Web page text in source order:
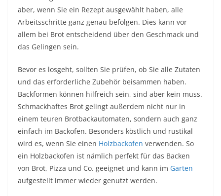
aber, wenn Sie ein Rezept ausgewählt haben, alle
Arbeitsschritte ganz genau befolgen. Dies kann vor
allem bei Brot entscheidend über den Geschmack und
das Gelingen sein.
Bevor es losgeht, sollten Sie prüfen, ob Sie alle Zutaten
und das erforderliche Zubehör beisammen haben.
Backformen können hilfreich sein, sind aber kein muss.
Schmackhaftes Brot gelingt außerdem nicht nur in
einem teuren Brotbackautomaten, sondern auch ganz
einfach im Backofen. Besonders köstlich und rustikal
wird es, wenn Sie einen Holzbackofen verwenden. So
ein Holzbackofen ist nämlich perfekt für das Backen
von Brot, Pizza und Co. geeignet und kann im Garten
aufgestellt immer wieder genutzt werden.